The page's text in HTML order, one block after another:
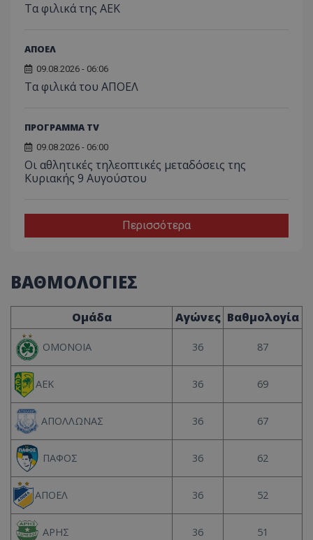
Τα φιλικά της ΑΕΚ
ΑΠΟΕΛ
09.08.2026 - 06:06
Τα φιλικά του ΑΠΟΕΛ
ΠΡΟΓΡΑΜΜΑ TV
09.08.2026 - 06:00
Οι αθλητικές τηλεοπτικές μεταδόσεις της
Κυριακής 9 Αυγούστου
Περισσότερα
ΒΑΘΜΟΛΟΓΙΕΣ
Ομάδα Αγώνες Βαθμολογία
ΟΜΟΝΟΙΑ 36 87
ΑΕΚ 36 69
ΑΠΟΛΛΩΝΑΣ 36 67
ΠΑΦΟΣ 36 62
ΑΠΟΕΛ 36 52
ΑΡΗΣ 36 51